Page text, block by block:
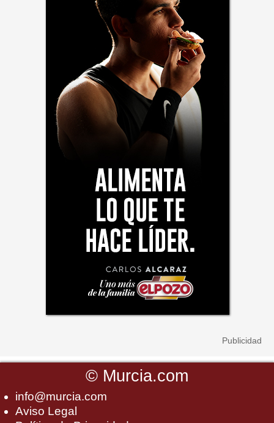
© Murcia.com
info@murcia.com
Aviso Legal